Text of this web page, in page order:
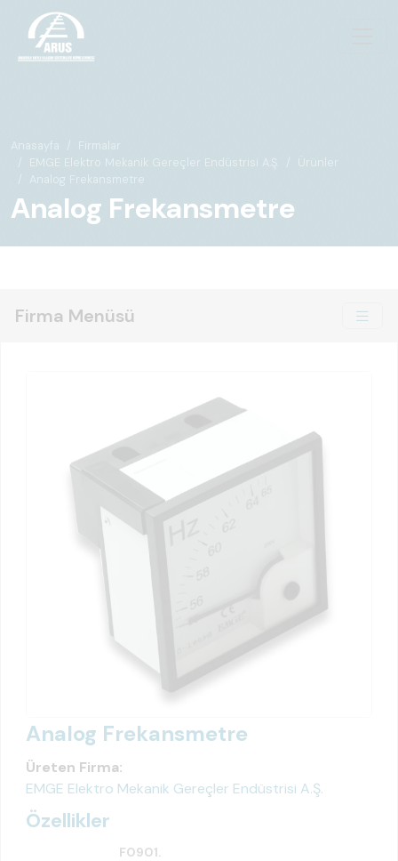
Anasayfa
Firmalar
EMGE Elektro Mekanik Gereçler Endüstrisi A.Ş.
Ürünler
Analog Frekansmetre
Analog Frekansmetre
Firma Menüsü
Analog Frekansmetre
Üreten Firma:
EMGE Elektro Mekanik Gereçler Endüstrisi A.Ş.
Özellikler
F0901.